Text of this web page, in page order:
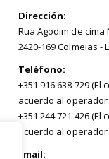
Dirección:
Rua Agodim de cima
2420-169 Colmeias -
Teléfono:
+351 916 638 729
acuerdo al
+351 244 721 426
acuerdo al
Email: